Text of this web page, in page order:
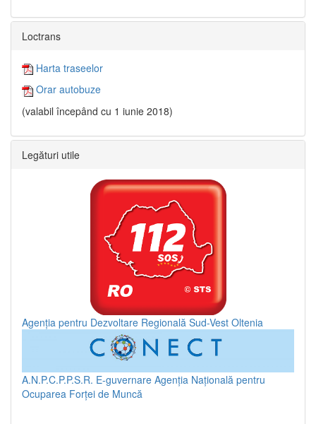
Loctrans
Harta traseelor
Orar autobuze
(valabil începând cu 1 iunie 2018)
Legături utile
Agenția pentru Dezvoltare Regională Sud-Vest Oltenia
A.N.P.C.P.P.S.R. E-guvernare Agenția Națională pentru
Ocuparea Forței de Muncă